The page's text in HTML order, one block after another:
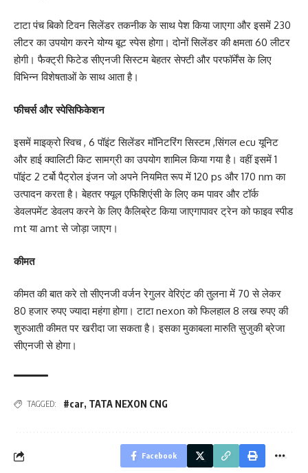
टाटा पंच बिको टिवन सिलेंडर तकनीक के साथ पेश किया जाएगा और इसमें 230
लीटर का उपयोग करने योग्य बूट स्पेस होगा। दोनों सिलेंडर की क्षमता 60 लीटर
होगी। फैक्ट्री फिटेड सीएनजी सिस्टम बेहतर सेफ्टी और परफॉर्मेंस के लिए
विभिन्न विशेषताओं के साथ आता है।
फीचर्स और स्पेसिफिकेशन
इसमें माइक्रो स्विच , 6 पॉइंट सिलेंडर मॉनिटरिंग सिस्टम ,सिंगल ecu यूनिट
और हाई क्वालिटी किट सामग्री का उपयोग शामिल किया गया है। वहीं इसमें 1
पॉइंट 2 टर्बो पैट्रोल इंजन जो अपने नियमित रूप में 120 ps और 170 nm का
उत्पादन करता है। बेहतर फ्यूल एफिशिएंसी के लिए कम पावर और टॉर्क
डेवलपमेंट डेवलप करने के लिए कैलिब्रेट किया जाएगापावर ट्रेन को फाइव स्पीड
mt या amt से जोड़ा जाएग।
कीमत
कीमत की बात करे तो सीएनजी वर्जन रेगुलर वेरिएंट की तुलना में 70 से लेकर
80 हजार रुपए ज्यादा महंगा होगा। टाटा nexon को फिलहाल 8 लख रुपए की
शुरुआती कीमत पर खरीदा जा सकता है। इसका मुकाबला मारुति सुजुकी ब्रेजा
सीएनजी से होगा।
TAGGED: #car, TATA NEXON CNG
Facebook